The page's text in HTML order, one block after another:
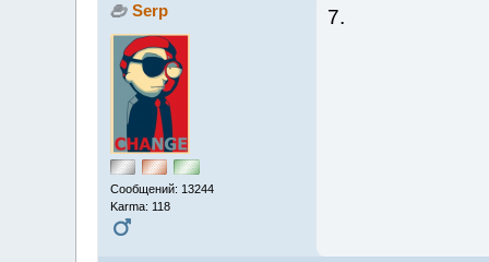
Serp
Сообщений: 13244
Karma: 118
7.